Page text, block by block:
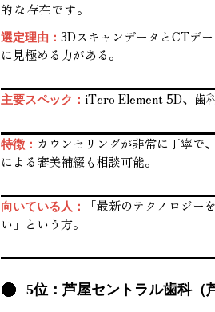
的な存在です。
選定理由： 3DスキャンデータとCTデ
に見極める力がある。
主要スペック： iTero Element 5D、歯
特徴： カウンセリングが非常に丁寧で
による審美補綴も相談可能。
向いている人：
「最新のテクノロジ
い」という方。
5位：芦屋セントラル歯科（